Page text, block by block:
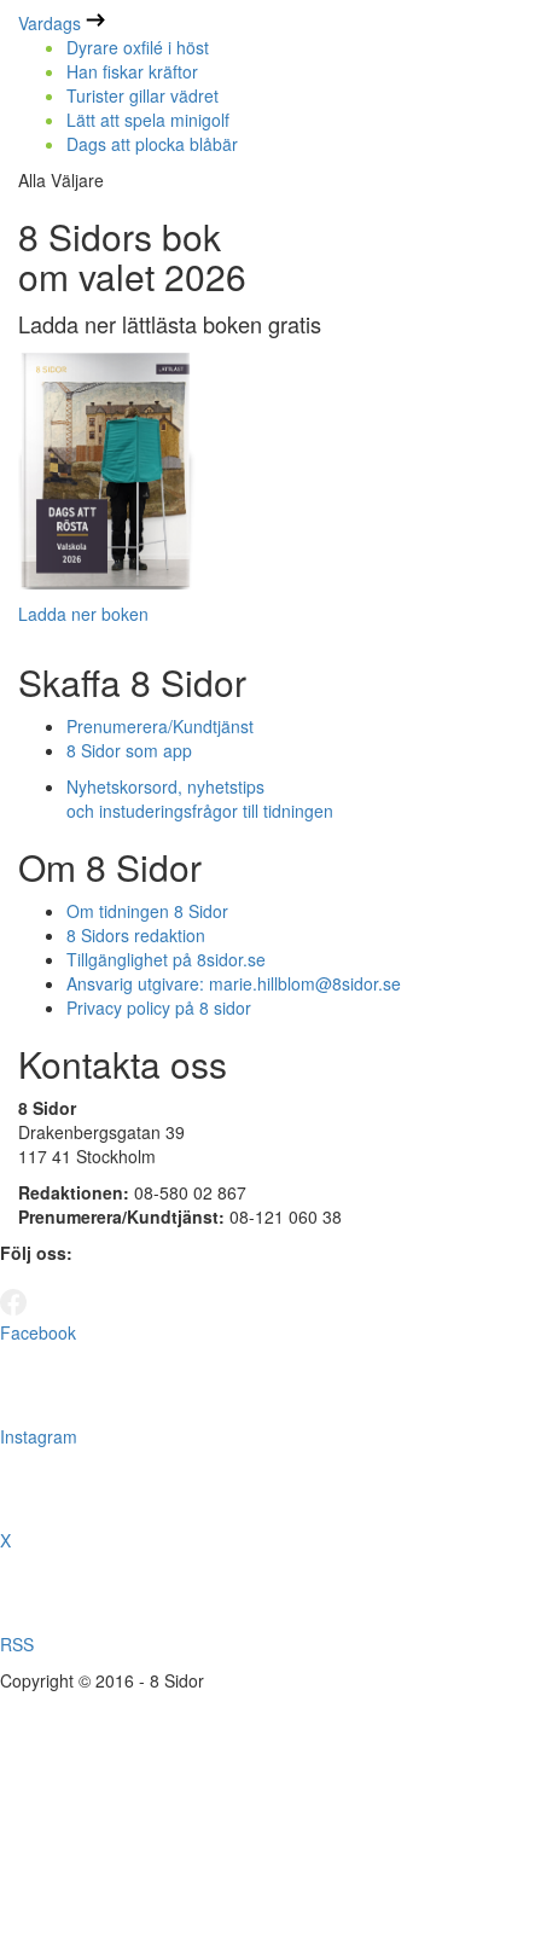
Vardags
Dyrare oxfilé i höst
Han fiskar kräftor
Turister gillar vädret
Lätt att spela minigolf
Dags att plocka blåbär
Alla Väljare
8 Sidors bok
om valet 2026
Ladda ner lättlästa boken gratis
Ladda ner boken
Skaffa 8 Sidor
Prenumerera/Kundtjänst
8 Sidor som app
Nyhetskorsord, nyhetstips
och instuderingsfrågor till tidningen
Om 8 Sidor
Om tidningen 8 Sidor
8 Sidors redaktion
Tillgänglighet på 8sidor.se
Ansvarig utgivare: marie.hillblom@8sidor.se
Privacy policy på 8 sidor
Kontakta oss
8 Sidor
Drakenbergsgatan 39
117 41 Stockholm
Redaktionen: 08-580 02 867
Prenumerera/Kundtjänst: 08-121 060 38
Följ oss:
Facebook
Instagram
X
RSS
Copyright © 2016 - 8 Sidor